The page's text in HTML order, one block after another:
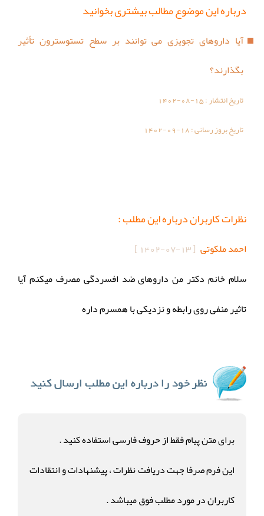
درباره این موضوع مطالب بیشتری بخوانید
آیا داروهای تجویزی می توانند بر سطح تستوسترون تأثیر
بگذارند؟
تاریخ انتشار :1402-08-15
تاریخ بروز رسانی :1402-09-18
نظرات کاربران درباره این مطلب :
احمد ملکوتی [
1402-07-13
]
سلام خانم دکتر من داروهای ضد افسردگی مصرف میکنم آیا
تاثیر منفی روی رابطه و نزدیکی با همسرم داره
برای متن پیام فقط از حروف فارسی استفاده کنید .
این فرم صرفا جهت دریافت نظرات ، پیشنهادات و انتقادات
کاربران در مورد مطلب فوق میباشد .